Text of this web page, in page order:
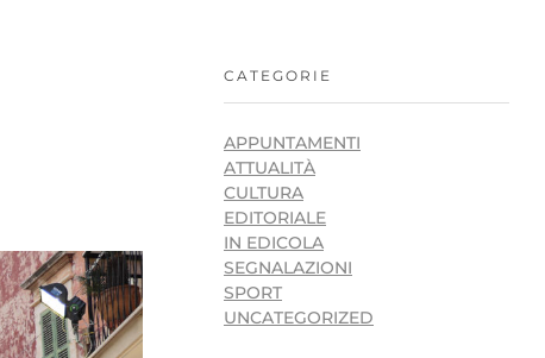
CATEGORIE
APPUNTAMENTI
ATTUALITÀ
CULTURA
EDITORIALE
IN EDICOLA
SEGNALAZIONI
SPORT
UNCATEGORIZED